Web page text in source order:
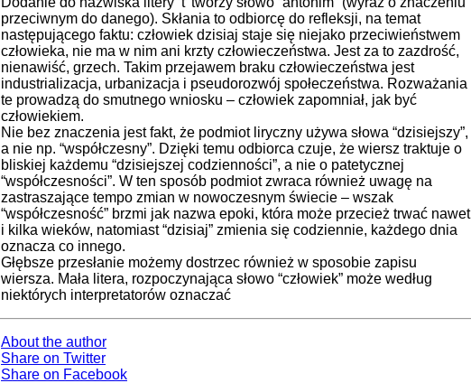
przeciwnym do danego). Skłania to odbiorcę do refleksji, na temat
następującego faktu: człowiek dzisiaj staje się niejako przeciwieństwem
człowieka, nie ma w nim ani krzty człowieczeństwa. Jest za to zazdrość,
nienawiść, grzech. Takim przejawem braku człowieczeń­stwa jest
industrializacja, urbanizacja i pseudorozwój społeczeństwa. Rozważania
te prowadzą do smutnego wniosku – człowiek zapomniał, jak być
człowiekiem.
Nie bez znaczenia jest fakt, że podmiot liryczny używa słowa “dzisiejszy”,
a nie np. “współczesny”. Dzięki temu odbiorca czuje, że wiersz traktuje o
bliskiej każde­mu “dzisiejszej codzienności”, a nie o patetycznej
“współczesności”. W ten sposób podmiot zwraca również uwagę na
zastraszające tempo zmian w nowoczesnym świecie – wszak
“współczesność” brzmi jak nazwa epoki, która może przecież trwać nawet
i kilka wieków, natomiast “dzisiaj” zmienia się codziennie, każdego dnia
oznacza co innego.
Głębsze przesłanie możemy dostrzec również w sposobie zapisu
wiersza. Mała litera, rozpoczynająca słowo “człowiek” może według
niektórych interpretatorów oznaczać
About the author
Share on Twitter
Share on Facebook